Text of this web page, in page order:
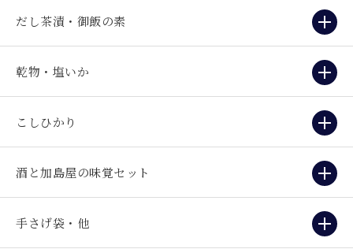
だし茶漬・御飯の素
乾物・塩いか
こしひかり
酒と加島屋の味覚セット
手さげ袋・他